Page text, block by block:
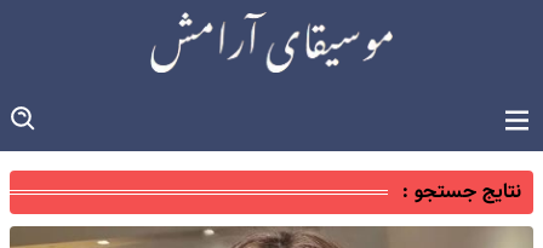
نتایج جستجو :